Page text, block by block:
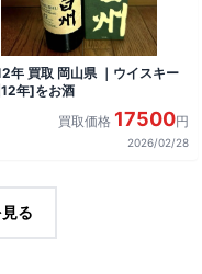
年 買取 岡山県 ｜ウイスキー
年]をお酒
買取価格 17500円
2026/02/28
る